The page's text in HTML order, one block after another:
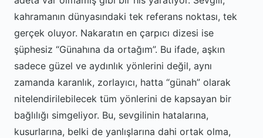
kahramanın dünyasındaki tek referans noktası, tek
gerçek oluyor. Nakaratın en çarpıcı dizesi ise
şüphesiz “Günahına da ortağım”. Bu ifade, aşkın
sadece güzel ve aydınlık yönlerini değil, aynı
zamanda karanlık, zorlayıcı, hatta “günah” olarak
nitelendirilebilecek tüm yönlerini de kapsayan bir
bağlılığı simgeliyor. Bu, sevgilinin hatalarına,
kusurlarına, belki de yanlışlarına dahi ortak olma,